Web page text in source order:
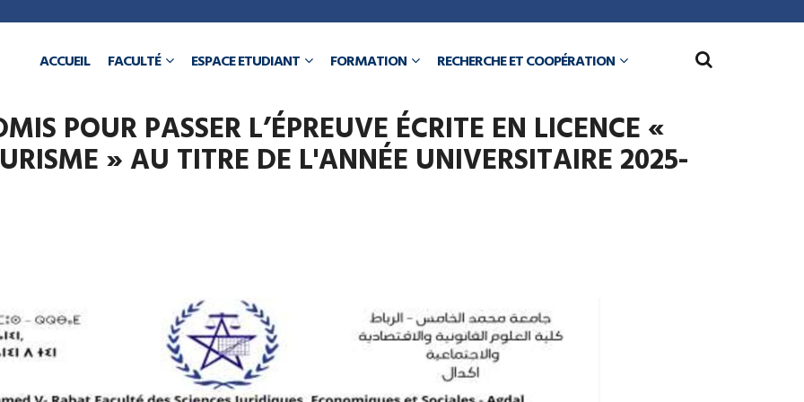
ACCUEIL FACULTÉ ESPACE ETUDIANT FORMATION RECHERCHE ET COOPÉRATION
POUR PASSER L’ÉPREUVE ÉCRITE EN LICENCE «
» AU TITRE DE L'ANNÉE UNIVERSITAIRE 2025-